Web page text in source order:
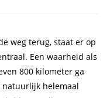
weg terug, staat er op
Een waarheid als
800 kilometer ga
helemaal